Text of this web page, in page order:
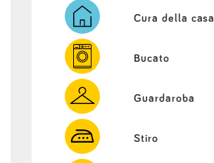
Cura della casa
Bucato
Guardaroba
Stiro